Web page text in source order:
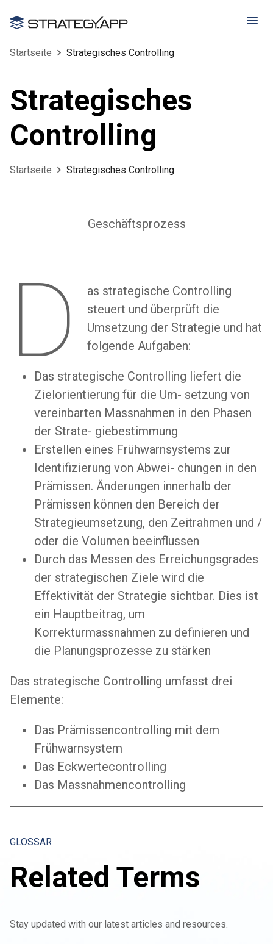
Startseite Strategisches Controlling
Strategisches
Controlling
Startseite Strategisches Controlling
Geschäftsprozess
D
as strategische Controlling
steuert und überprüft die
Umsetzung der Strategie und hat
folgende Aufgaben:
Das strategische Controlling liefert die
Zielorientierung für die Um- setzung von
vereinbarten Massnahmen in den Phasen
der Strate- giebestimmung
Erstellen eines Frühwarnsystems zur
Identifizierung von Abwei- chungen in den
Prämissen. Änderungen innerhalb der
Prämissen können den Bereich der
Strategieumsetzung, den Zeitrahmen und /
oder die Volumen beeinflussen
Durch das Messen des Erreichungsgrades
der strategischen Ziele wird die
Effektivität der Strategie sichtbar. Dies ist
ein Hauptbeitrag, um
Korrekturmassnahmen zu definieren und
die Planungsprozesse zu stärken
Das strategische Controlling umfasst drei
Elemente:
Das Prämissencontrolling mit dem
Frühwarnsystem
Das Eckwertecontrolling
Das Massnahmencontrolling
GLOSSAR
Related Terms
Stay updated with our latest articles and resources.